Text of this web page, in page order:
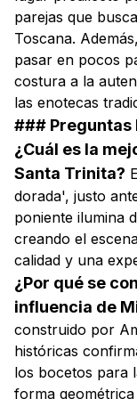
parejas que
Toscana.
pasar en pocos
costura a la
las enotecas
### Preguntas
¿Cuál es la
Santa Trinita?
dorada', justo
poniente ilumina
creando el
calidad y una
¿Por qué se
influencia de
construido por
históricas
los bocetos para
forma